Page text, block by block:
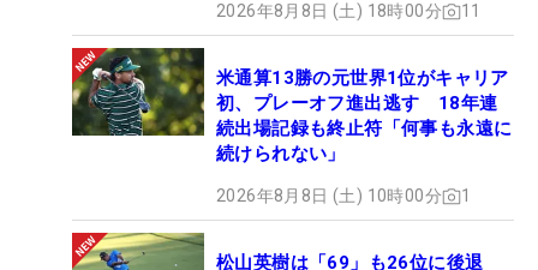
2026年8月8日 (土) 18時00分 11
米通算13勝の元世界1位がキャリア
初、プレーオフ進出逃す 18年連
続出場記録も終止符「何事も永遠に
続けられない」
2026年8月8日 (土) 10時00分 1
松山英樹は「69」も26位に後退